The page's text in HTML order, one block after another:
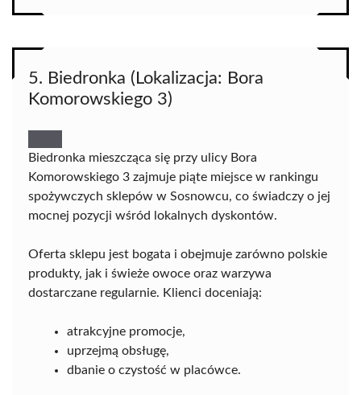
5. Biedronka (Lokalizacja: Bora
Komorowskiego 3)
Biedronka mieszcząca się przy ulicy Bora
Komorowskiego 3 zajmuje piąte miejsce w rankingu
spożywczych sklepów w Sosnowcu, co świadczy o jej
mocnej pozycji wśród lokalnych dyskontów.
Oferta sklepu jest bogata i obejmuje zarówno polskie
produkty, jak i świeże owoce oraz warzywa
dostarczane regularnie. Klienci doceniają:
atrakcyjne promocje,
uprzejmą obsługę,
dbanie o czystość w placówce.